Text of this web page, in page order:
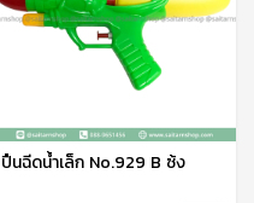
ปืนฉีดน้ำเล็ก No.929 B ซ้ง